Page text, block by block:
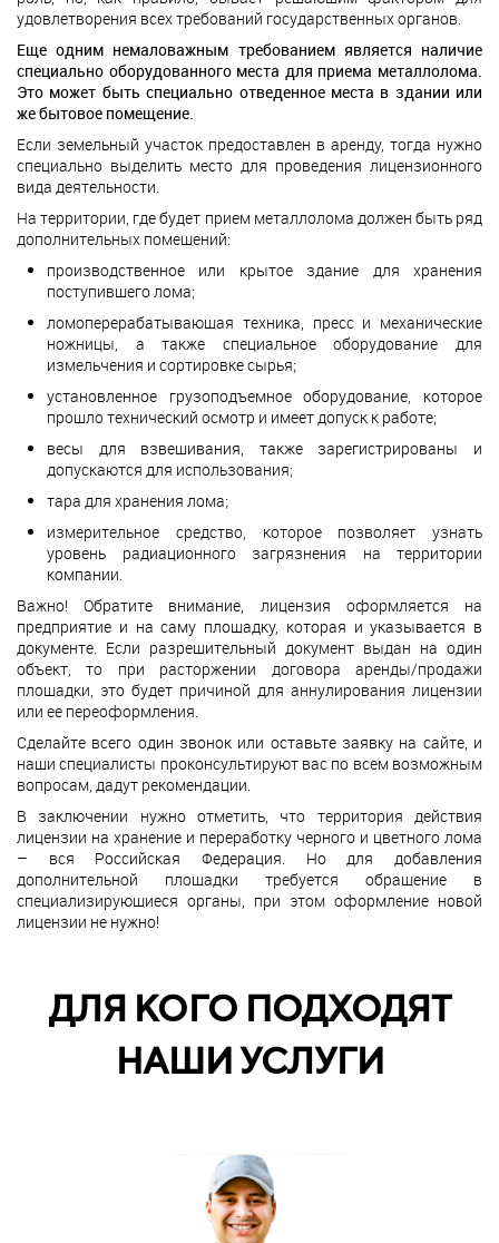
удовлетворения всех требований государственных органов.
Еще одним немаловажным требованием является наличие
специально оборудованного места для приема металлолома.
Это может быть специально отведенное места в здании или
же бытовое помещение.
Если земельный участок предоставлен в аренду, тогда нужно
специально выделить место для проведения лицензионного
вида деятельности.
На территории, где будет прием металлолома должен быть ряд
дополнительных помещений:
производственное или крытое здание для хранения
поступившего лома;
ломоперерабатывающая техника, пресс и механические
ножницы, а также специальное оборудование для
измельчения и сортировке сырья;
установленное грузоподъемное оборудование, которое
прошло технический осмотр и имеет допуск к работе;
весы для взвешивания, также зарегистрированы и
допускаются для использования;
тара для хранения лома;
измерительное средство, которое позволяет узнать
уровень радиационного загрязнения на территории
компании.
Важно! Обратите внимание, лицензия оформляется на
предприятие и на саму площадку, которая и указывается в
документе. Если разрешительный документ выдан на один
объект, то при расторжении договора аренды/продажи
площадки, это будет причиной для аннулирования лицензии
или ее переоформления.
Сделайте всего один звонок или оставьте заявку на сайте, и
наши специалисты проконсультируют вас по всем возможным
вопросам, дадут рекомендации.
В заключении нужно отметить, что территория действия
лицензии на хранение и переработку черного и цветного лома
– вся Российская Федерация. Но для добавления
дополнительной площадки требуется обращение в
специализирующиеся органы, при этом оформление новой
лицензии не нужно!
ДЛЯ КОГО ПОДХОДЯТ
НАШИ УСЛУГИ